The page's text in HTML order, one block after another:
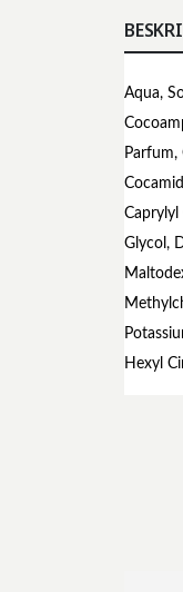
Aqua,
Parfum,
Caprylyl
Glycol,
Hexyl